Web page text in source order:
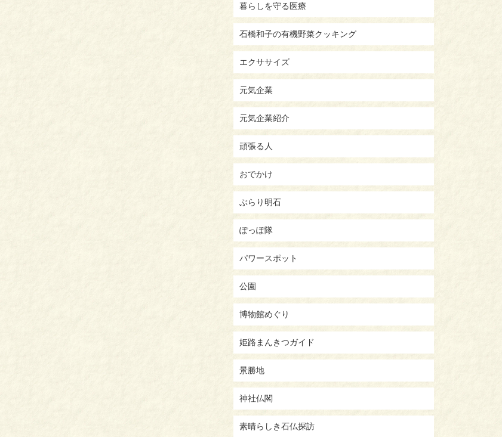
暮らしを守る医療
石橋和子の有機野菜クッキング
エクササイズ
元気企業
元気企業紹介
頑張る人
おでかけ
ぶらり明石
ぽっぽ隊
パワースポット
公園
博物館めぐり
姫路まんきつガイド
景勝地
神社仏閣
素晴らしき石仏探訪